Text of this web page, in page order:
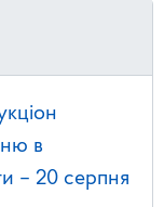
в
– 20 серпня